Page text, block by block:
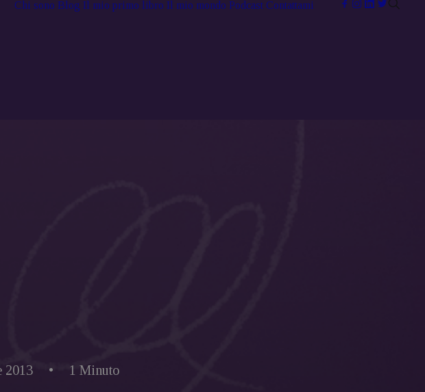
Chi sono Blog Il mio primo libro Il mio mondo Podcast Contattami
2013 • 1 Minuto